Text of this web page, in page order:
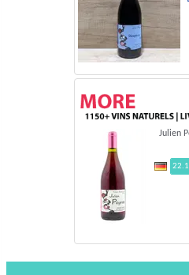
Julien